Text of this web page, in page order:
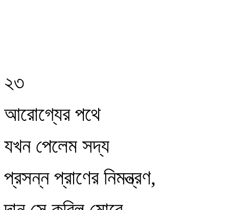
২৩
আরোগ্যের পথে
যখন পেলেম সদ্য
প্রসন্ন প্রাণের নিমন্ত্রণ,